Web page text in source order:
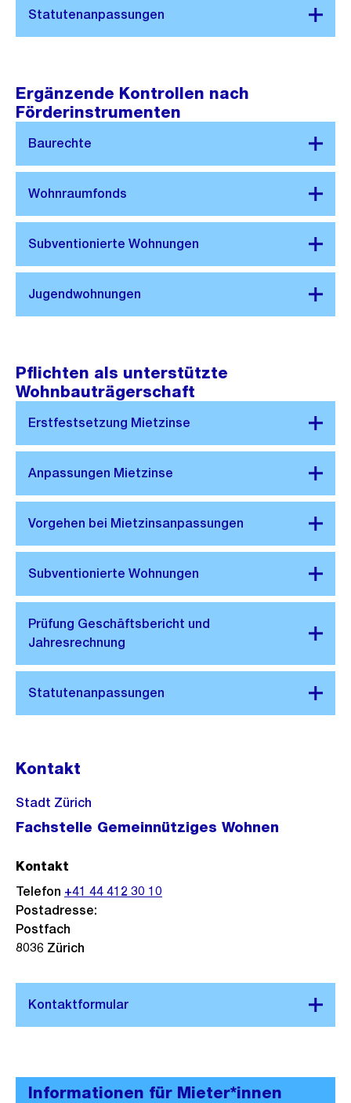
Ergänzende Kontrollen nach
Förderinstrumenten
Pflichten als unterstützte
Wohnbauträgerschaft
Kontakt
Stadt Zürich
Fachstelle Gemeinnütziges Wohnen
Kontakt
Telefon +41 44 412 30 10
Postadresse:
Postfach
8036 Zürich
Informationen für Mieter*innen